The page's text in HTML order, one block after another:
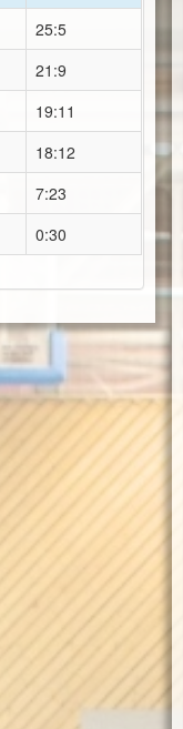
25:5
21:9
19:11
18:12
7:23
0:30